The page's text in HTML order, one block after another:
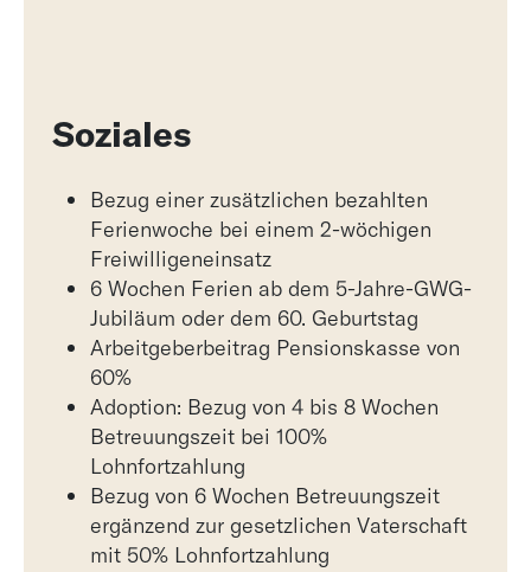
Soziales
Bezug einer zusätzlichen bezahlten
Ferienwoche bei einem 2-wöchigen
Freiwilligeneinsatz
6 Wochen Ferien ab dem 5-Jahre-GWG-
Jubiläum oder dem 60. Geburtstag
Arbeitgeberbeitrag Pensionskasse von
60%
Adoption: Bezug von 4 bis 8 Wochen
Betreuungszeit bei 100%
Lohnfortzahlung
Bezug von 6 Wochen Betreuungszeit
ergänzend zur gesetzlichen Vaterschaft
mit 50% Lohnfortzahlung